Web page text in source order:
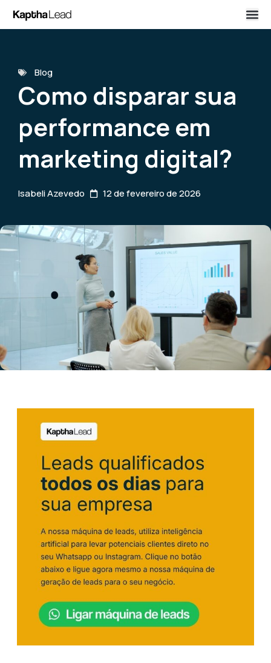
Blog
Como disparar sua
performance em
marketing digital?
Isabeli Azevedo 12 de fevereiro de 2026